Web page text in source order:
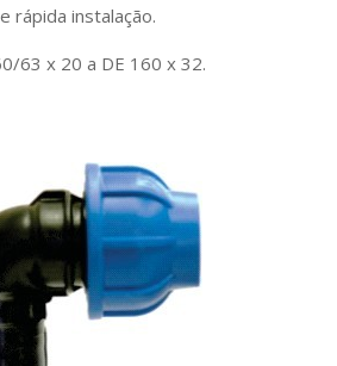
rápida instalação.
63 x 20 a DE 160 x 32.